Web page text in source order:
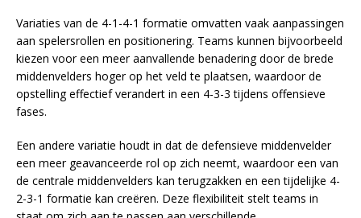
Variaties van de 4-1-4-1 formatie omvatten vaak aanpassingen
aan spelersrollen en positionering. Teams kunnen bijvoorbeeld
kiezen voor een meer aanvallende benadering door de brede
middenvelders hoger op het veld te plaatsen, waardoor de
opstelling effectief verandert in een 4-3-3 tijdens offensieve
fases.
Een andere variatie houdt in dat de defensieve middenvelder
een meer geavanceerde rol op zich neemt, waardoor een van
de centrale middenvelders kan terugzakken en een tijdelijke 4-
2-3-1 formatie kan creëren. Deze flexibiliteit stelt teams in